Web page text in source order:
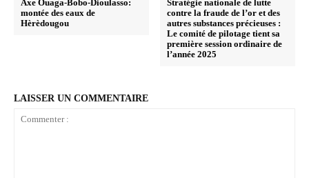
Axe Ouaga-Bobo-Dioulasso:
montée des eaux de
Hèrèdougou
Stratégie nationale de lutte
contre la fraude de l’or et des
autres substances précieuses :
Le comité de pilotage tient sa
première session ordinaire de
l’année 2025
LAISSER UN COMMENTAIRE